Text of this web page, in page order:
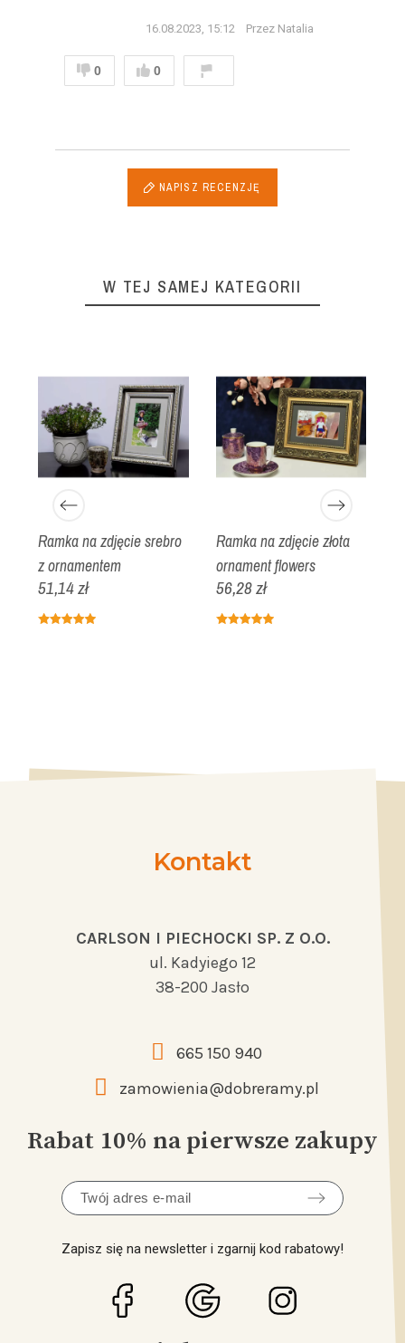
16.08.2023, 15:12 Przez Natalia
0 0
NAPISZ RECENZJĘ
W TEJ SAMEJ KATEGORII
Ramka na zdjęcie srebro
z ornamentem
51,14 zł
Ramka na zdjęcie złota
ornament flowers
56,28 zł
Kontakt
CARLSON I PIECHOCKI SP. Z O.O.
ul. Kadyiego 12
38-200 Jasło
665 150 940
zamowienia@dobreramy.pl
Rabat 10% na pierwsze zakupy
Zapisz się na newsletter i zgarnij kod rabatowy!